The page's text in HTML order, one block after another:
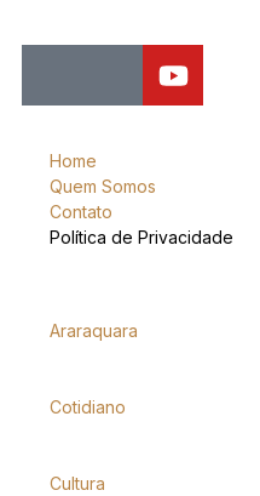
Home
Quem Somos
Contato
Política de Privacidade
Araraquara
Cotidiano
Cultura